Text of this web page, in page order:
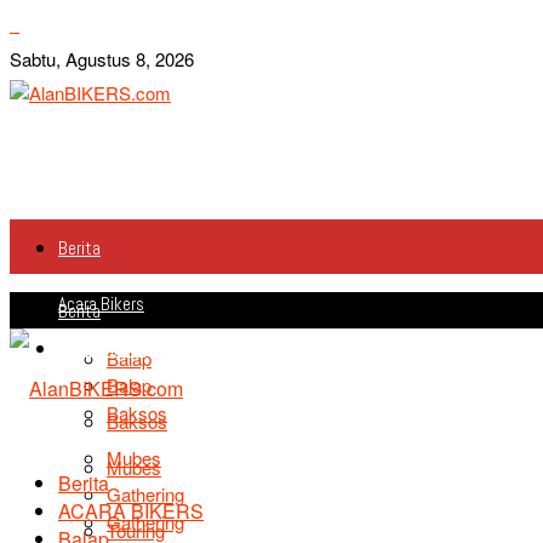
Sabtu, Agustus 8, 2026
Berita
Acara Bikers
Balap
Baksos
Mubes
Gathering
Berita
Acara Bikers
Balap
Baksos
Mubes
Gathering
Touring
Berita
ACARA BIKERS